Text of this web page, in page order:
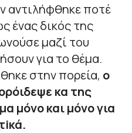
αντιλήφθηκε ποτέ
ένας δικός της
μαζί του
για το θέμα.
στην πορεία, ο
κα της
μόνο και μόνο για